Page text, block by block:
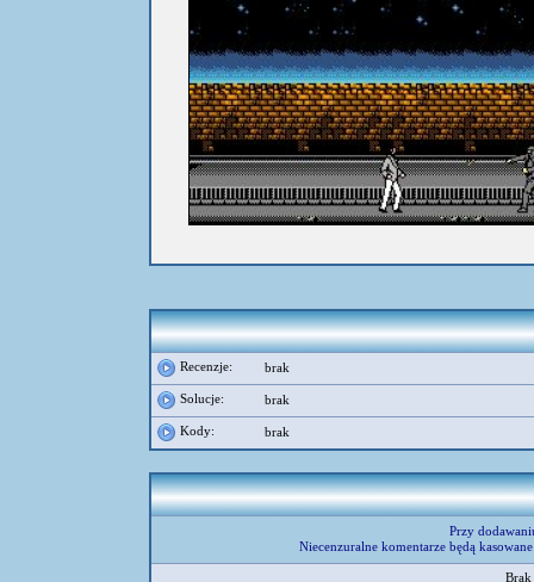
Recenzje: brak
Solucje: brak
Kody: brak
Przy
Niecenzuralne komentarze będą